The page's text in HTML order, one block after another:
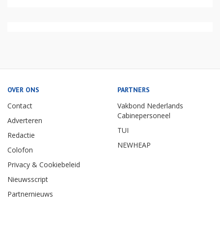
OVER ONS
Contact
Adverteren
Redactie
Colofon
Privacy & Cookiebeleid
Nieuwsscript
Partnernieuws
PARTNERS
Vakbond Nederlands
Cabinepersoneel
TUI
NEWHEAP